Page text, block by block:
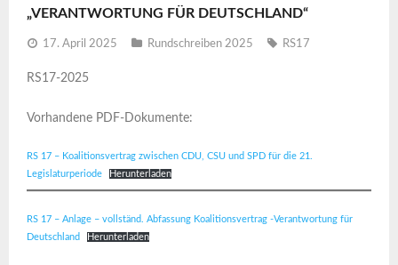
Ansprechpartner
„VERANTWORTUNG FÜR DEUTSCHLAND“
17. April 2025 Rundschreiben 2025 RS17
RS17-2025
Vorhandene PDF-Dokumente:
RS 17 – Koalitionsvertrag zwischen CDU, CSU und SPD für die 21.
Legislaturperiode
Herunterladen
RS 17 – Anlage – vollständ. Abfassung Koalitionsvertrag -Verantwortung für
Deutschland
Herunterladen